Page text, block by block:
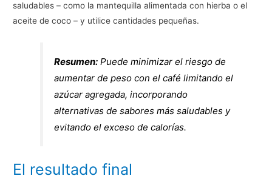
saludables – como la mantequilla alimentada con hierba o el
aceite de coco – y utilice cantidades pequeñas.
Resumen: Puede minimizar el riesgo de
aumentar de peso con el café limitando el
azúcar agregada, incorporando
alternativas de sabores más saludables y
evitando el exceso de calorías.
El resultado final